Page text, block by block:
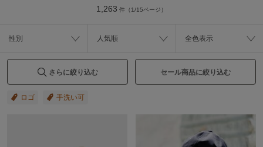
1,263 件（1/15ページ）
性別 人気順 全色表示
さらに絞り込む セール商品に絞り込む
ロゴ 手洗い可